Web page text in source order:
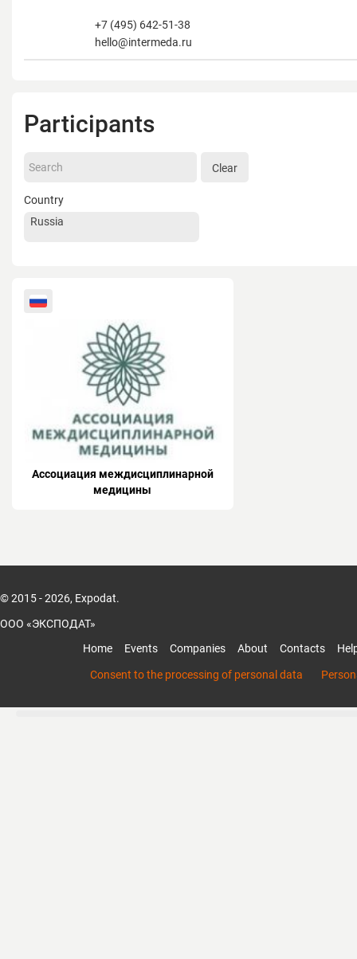
+7 (495) 642-51-38
hello@intermeda.ru
Participants
Clear
Country
Ассоциация междисциплинарной
медицины
© 2015 - 2026, Expodat.
ООО «ЭКСПОДАТ»
Home
Events Companies About Contacts
Consent to the processing of personal data